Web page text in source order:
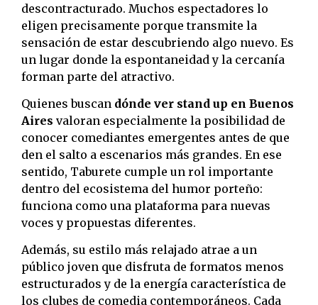
descontracturado. Muchos espectadores lo
eligen precisamente porque transmite la
sensación de estar descubriendo algo nuevo. Es
un lugar donde la espontaneidad y la cercanía
forman parte del atractivo.
Quienes buscan dónde ver stand up en Buenos
Aires valoran especialmente la posibilidad de
conocer comediantes emergentes antes de que
den el salto a escenarios más grandes. En ese
sentido, Taburete cumple un rol importante
dentro del ecosistema del humor porteño:
funciona como una plataforma para nuevas
voces y propuestas diferentes.
Además, su estilo más relajado atrae a un
público joven que disfruta de formatos menos
estructurados y de la energía característica de
los clubes de comedia contemporáneos. Cada